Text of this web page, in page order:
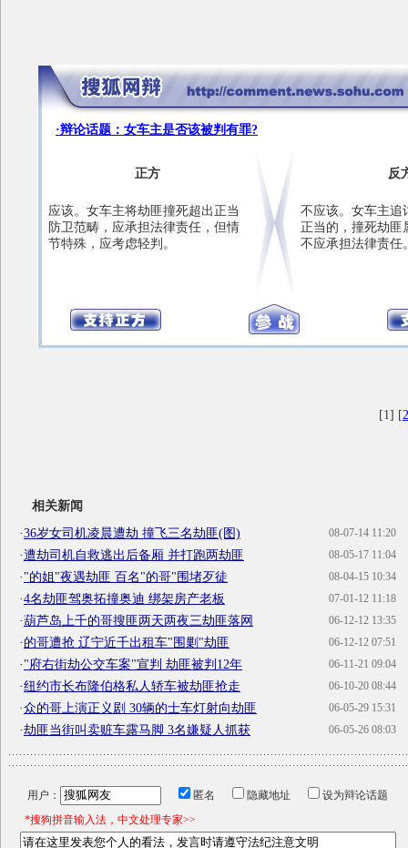
·辩论话题：女车主是否该被判有罪?
正方 反
应该。女车主将劫匪撞死超出正当
防卫范畴，应承担法律责任，但情
节特殊，应考虑轻判。
不应该。女车主追
正当的，撞死劫匪
不应承担法律责任
[1] [2
相关新闻
08-07-14 11:20
·36岁女司机凌晨遭劫 撞飞三名劫匪(图)
08-05-17 11:04
·遭劫司机自救逃出后备厢 并打跑两劫匪
08-04-15 10:34
·"的姐"夜遇劫匪 百名"的哥"围堵歹徒
07-01-12 11:18
·4名劫匪驾奥拓撞奥迪 绑架房产老板
06-12-12 13:35
·葫芦岛上千的哥搜匪两天两夜三劫匪落网
06-12-12 07:51
·的哥遭抢 辽宁近千出租车"围剿"劫匪
06-11-21 09:04
·"府右街劫公交车案"宣判 劫匪被判12年
06-10-20 08:44
·纽约市长布隆伯格私人轿车被劫匪抢走
06-05-29 15:31
·众的哥上演正义剧 30辆的士车灯射向劫匪
06-05-26 08:03
·劫匪当街叫卖赃车露马脚 3名嫌疑人抓获
用户： 匿名 隐藏地址
设为辩论话题
*搜狗拼音输入法，中文处理专家>>